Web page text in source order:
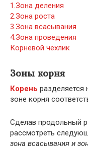
1.Зона деления
2.Зона роста
3.Зона всасывания
4.Зона проведения
Корневой чехлик
Зоны корня
Корень
зоне корня
Сделав продольный
рассмотреть
зона всасывания и